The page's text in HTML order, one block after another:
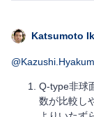
Katsumoto
Q-type非球
数が比較し